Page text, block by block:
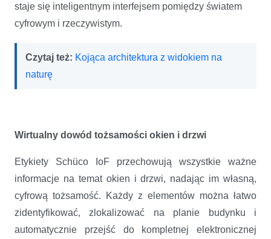
staje się inteligentnym interfejsem pomiędzy światem
cyfrowym i rzeczywistym.
Czytaj też: Kojąca architektura z widokiem na
naturę
Wirtualny dowód tożsamości okien i drzwi
Etykiety Schüco IoF przechowują wszystkie ważne
informacje na temat okien i drzwi, nadając im własną,
cyfrową tożsamość. Każdy z elementów można łatwo
zidentyfikować, zlokalizować na planie budynku i
automatycznie przejść do kompletnej elektronicznej